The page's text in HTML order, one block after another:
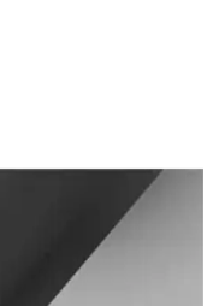
PRİVACY ve OSG
ve kullanıcı
oluyor.